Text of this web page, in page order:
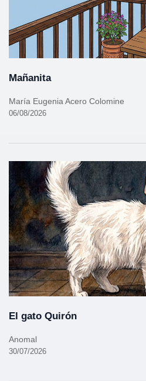
Mañanita
María Eugenia Acero Colomine
06/08/2026
El gato Quirón
Anomal
30/07/2026